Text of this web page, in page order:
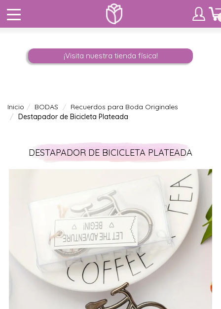
¡Visita nuestra tienda física!
Inicio BODAS
Recuerdos para Boda Originales
Destapador de Bicicleta Plateada
DESTAPADOR DE BICICLETA PLATEADA